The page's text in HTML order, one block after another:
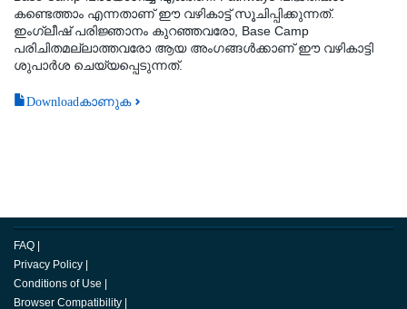
കണ്ടെത്താം എന്നതാണ് ഈ വഴികാട്ട് സൂചിപ്പിക്കുന്നത്.
ഇംഗ്ലീഷ് പരിജ്ഞാനം കുറഞ്ഞവരോ, Base Camp
പരിചിതമല്ലാത്തവരോ ആയ അംഗങ്ങൾക്കാണ് ഈ വഴികാട്ടി
ശുപാർശ ചെയ്യപ്പെടുന്നത്.
Downloadകാണുക
FAQ
Privacy Policy
Conditions of Use
Browser Compatibility